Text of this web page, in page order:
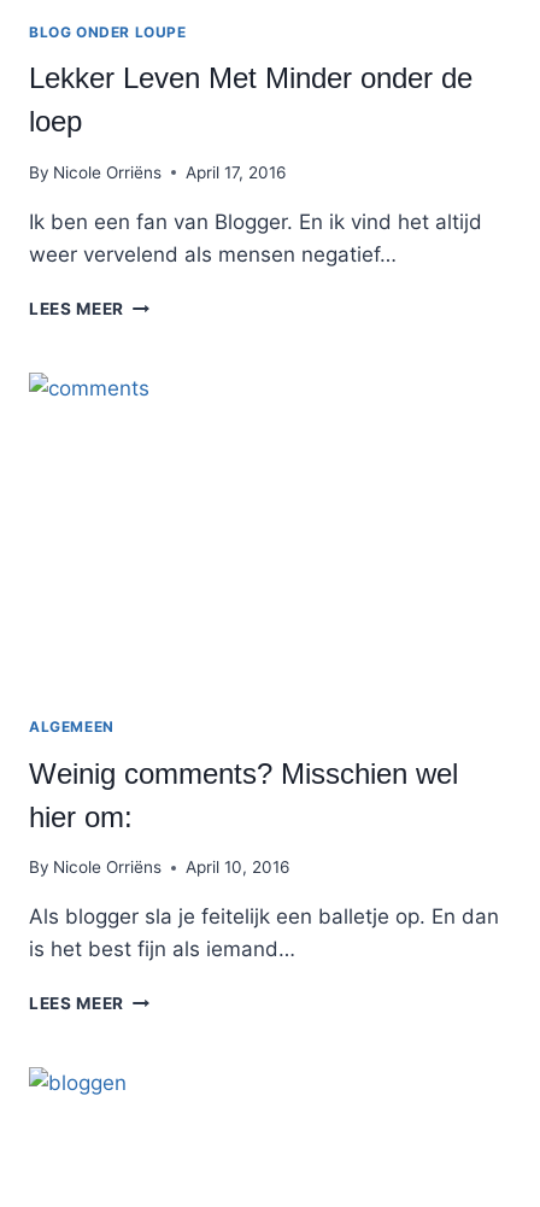
BLOG ONDER LOUPE
Lekker Leven Met Minder onder de
loep
By Nicole Orriëns April 17, 2016
Ik ben een fan van Blogger. En ik vind het altijd
weer vervelend als mensen negatief…
LEES MEER LEKKER
MINDER
ALGEMEEN
Weinig comments? Misschien wel
hier om:
By Nicole Orriëns April 10, 2016
Als blogger sla je feitelijk een balletje op. En dan
is het best fijn als iemand…
LEES MEER WEINIG